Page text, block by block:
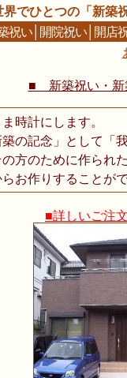
界でひとつの「新築
祝い 開院祝い 開店
■ 新築祝い・
時計にします。
の記念」として「
方のために作られ
お作りすることが
■詳しいご注